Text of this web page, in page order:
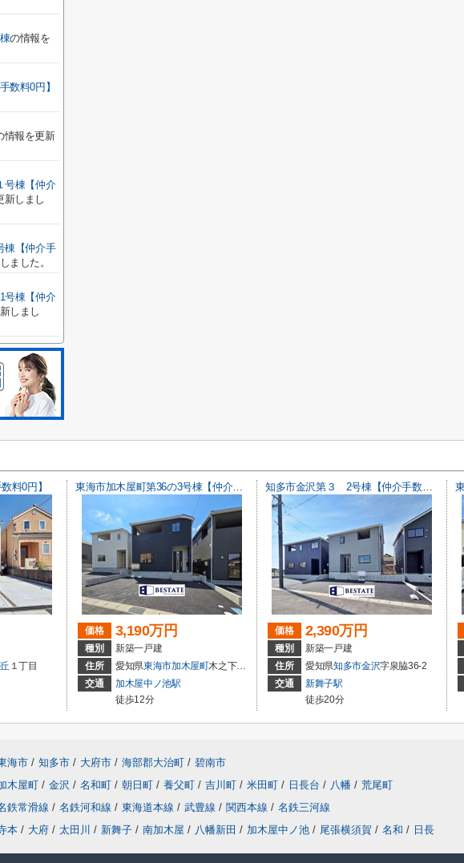
の情報を
数料0円】
情報を更新
棟【仲介
新しまし
【仲介手
ました。
棟【仲介
しまし
料0円】
１丁目
東海市加木屋町第36の3号棟【仲介手数料0円】
価格 3,190万円
種別
新築一戸建
住所
愛知県東海市加木屋町木之下152
交通
加木屋中ノ池駅
徒歩12分
知多市金沢第３ 2号棟【仲介手数料0円】
価格 2,390万円
種別
新築一戸建
住所
愛知県知多市金沢字泉脇36-2
交通
新舞子駅
徒歩20分
海市 / 知多市 / 大府市 / 海部郡大治町 / 碧南市
木屋町 / 金沢 / 名和町 / 朝日町 / 養父町 / 吉川町 / 米田町 / 日長台 / 八幡 / 荒尾町
鉄常滑線 / 名鉄河和線 / 東海道本線 / 武豊線 / 関西本線 / 名鉄三河線
本 / 大府 / 太田川 / 新舞子 / 南加木屋 / 八幡新田 / 加木屋中ノ池 / 尾張横須賀 / 名和 / 日長